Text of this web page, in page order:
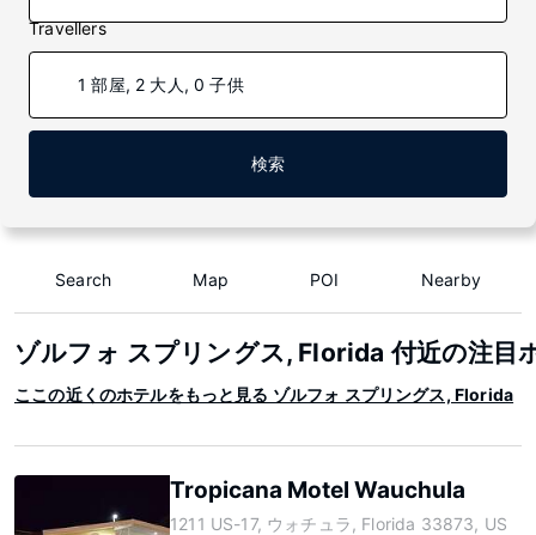
Travellers
1 部屋, 2 大人, 0 子供
検索
Search Map POI Nearby
ゾルフォ スプリングス, Florida 付近の注目
ここの近くのホテルをもっと見る ゾルフォ スプリングス, Florida
Tropicana Motel Wauchula
1211 US-17, ウォチュラ, Florida 33873, US